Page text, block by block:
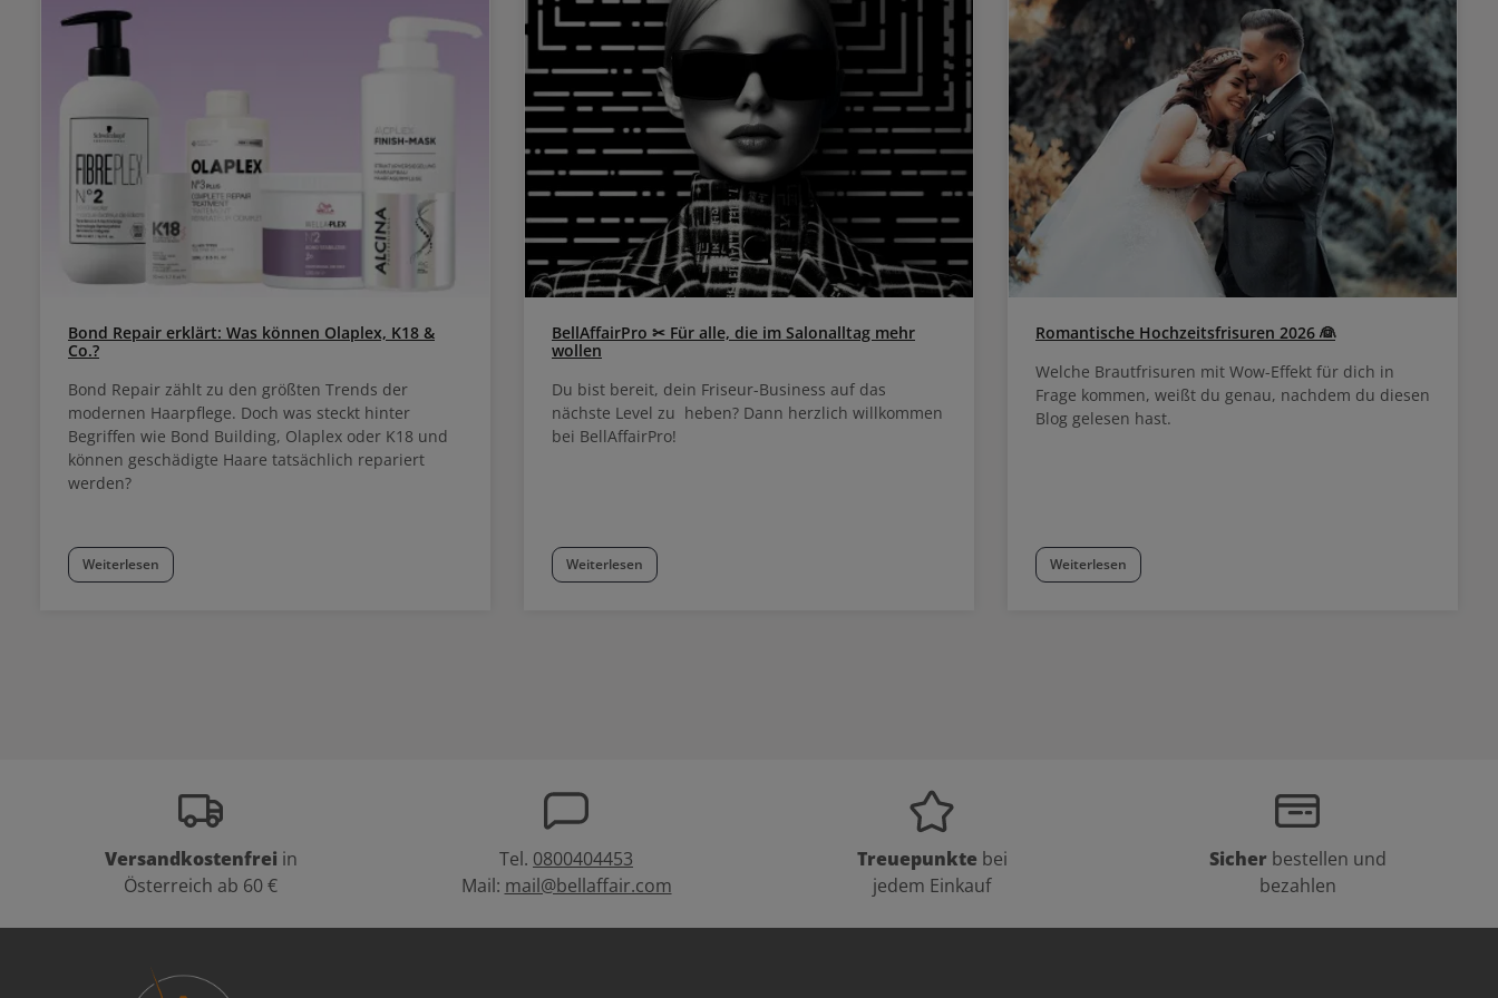
Bond Repair erklärt: Was können Olaplex, K18 &
Co.?
Bond Repair zählt zu den größten Trends der
modernen Haarpflege. Doch was steckt hinter
Begriffen wie Bond Building, Olaplex oder K18 und
können geschädigte Haare tatsächlich repariert
werden?
Weiterlesen
BellAffairPro ✂ Für alle, die im Salonalltag mehr
wollen
Du bist bereit, dein Friseur-Business auf das
nächste Level zu heben? Dann herzlich willkommen
bei BellAffairPro!
Weiterlesen
Romantische Hochzeitsfrisuren 2026 👰
Welche Brautfrisuren mit Wow-Effekt für dich in
Frage kommen, weißt du genau, nachdem du diesen
Blog gelesen hast.
Weiterlesen
Versandkostenfrei in
Österreich ab 60 €
Tel. 0800404453
Mail: mail@bellaffair.com
Treuepunkte bei
jedem Einkauf
Sicher bestellen und
bezahlen